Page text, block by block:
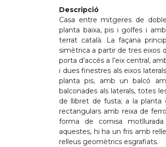
Descripció
Casa entre mitgeres de
planta baixa, pis i golfes i
terrat català. La façana
simètrica a partir de tres eixos
porta d’accés a l’eix central,
i dues finestres als eixos
planta pis, amb un balcó
balconades als laterals, totes
de llibret de fusta; a la
rectangulars amb reixa de
forma de cornisa
aquestes, hi ha un fris amb
relleus geomètrics esgrafiats.